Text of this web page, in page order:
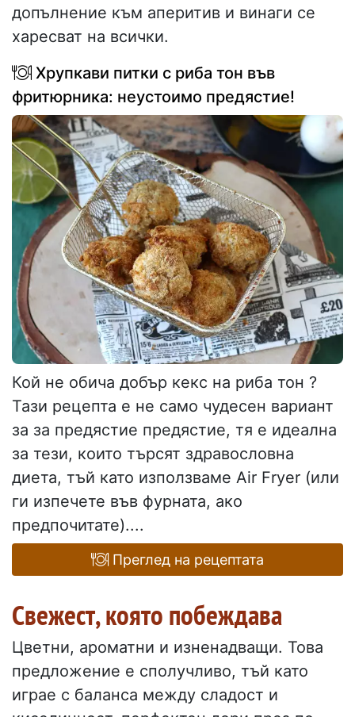
допълнение към аперитив и винаги се
харесват на всички.
Хрупкави питки с риба тон във
фритюрника: неустоимо предястие!
Кой не обича добър кекс на риба тон ?
Тази рецепта е не само чудесен вариант
за за предястие предястие, тя е идеална
за тези, които търсят здравословна
диета, тъй като използваме Air Fryer (или
ги изпечете във фурната, ако
предпочитате)....
Преглед на рецептата
Свежест, която побеждава
Цветни, ароматни и изненадващи. Това
предложение е сполучливо, тъй като
играе с баланса между сладост и